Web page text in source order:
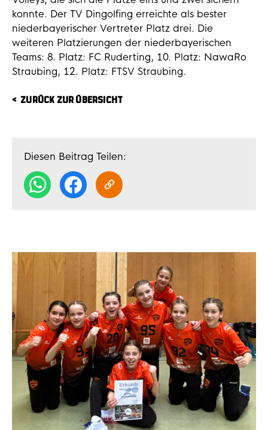
konnte. Der TV Dingolfing erreichte als bester
niederbayerischer Vertreter Platz drei. Die
weiteren Platzierungen der niederbayerischen
Teams: 8. Platz: FC Ruderting, 10. Platz: NawaRo
Straubing, 12. Platz: FTSV Straubing.
ZURÜCK ZUR ÜBERSICHT
Diesen Beitrag Teilen: